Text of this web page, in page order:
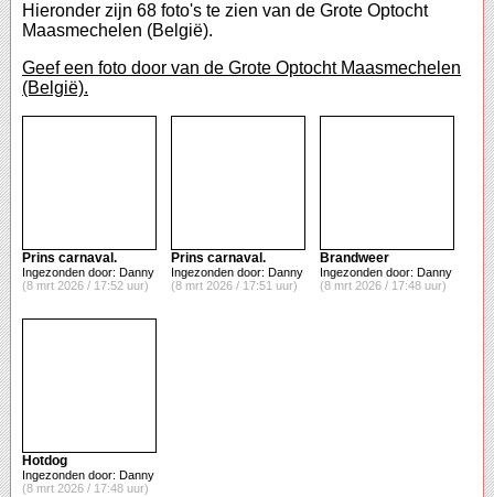
Hieronder zijn 68 foto's te zien van de Grote Optocht
Maasmechelen (België).
Geef een foto door van de Grote Optocht Maasmechelen
(België).
Prins carnaval.
Ingezonden door: Danny
(8 mrt 2026 / 17:52 uur)
Prins carnaval.
Ingezonden door: Danny
(8 mrt 2026 / 17:51 uur)
Brandweer
Ingezonden door: Danny
(8 mrt 2026 / 17:48 uur)
Hotdog
Ingezonden door: Danny
(8 mrt 2026 / 17:48 uur)